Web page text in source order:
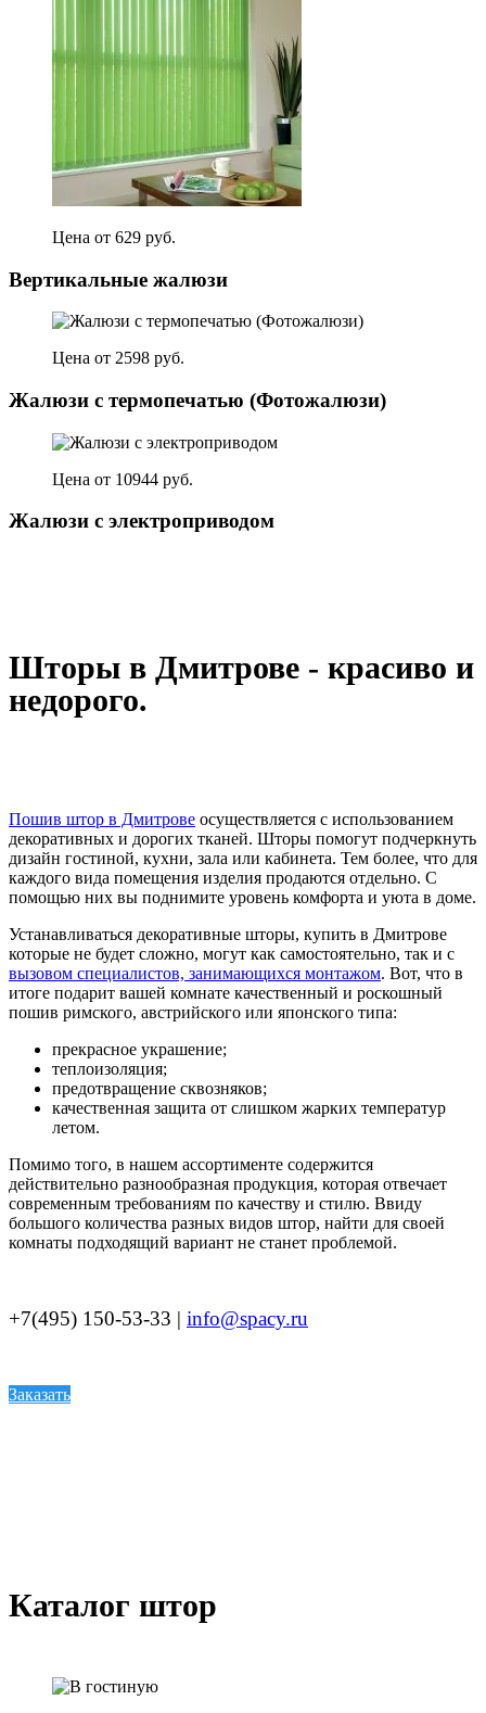
Цена от 629 руб.
Вертикальные жалюзи
Цена от 2598 руб.
Жалюзи с термопечатью (Фотожалюзи)
Цена от 10944 руб.
Жалюзи с электроприводом
Шторы в Дмитрове - красиво и
недорого.
Пошив штор в Дмитрове осуществляется с использованием
декоративных и дорогих тканей. Шторы помогут подчеркнуть
дизайн гостиной, кухни, зала или кабинета. Тем более, что для
каждого вида помещения изделия продаются отдельно. С
помощью них вы поднимите уровень комфорта и уюта в доме.
Устанавливаться декоративные шторы, купить в Дмитрове
которые не будет сложно, могут как самостоятельно, так и с
вызовом специалистов, занимающихся монтажом. Вот, что в
итоге подарит вашей комнате качественный и роскошный
пошив римского, австрийского или японского типа:
прекрасное украшение;
теплоизоляция;
предотвращение сквозняков;
качественная защита от слишком жарких температур
летом.
Помимо того, в нашем ассортименте содержится
действительно разнообразная продукция, которая отвечает
современным требованиям по качеству и стилю. Ввиду
большого количества разных видов штор, найти для своей
комнаты подходящий вариант не станет проблемой.
+7(495) 150-53-33 | info@spacy.ru
Заказать
Каталог штор